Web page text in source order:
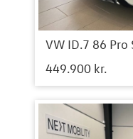
VW ID.7 86 Pro
449.900 kr.